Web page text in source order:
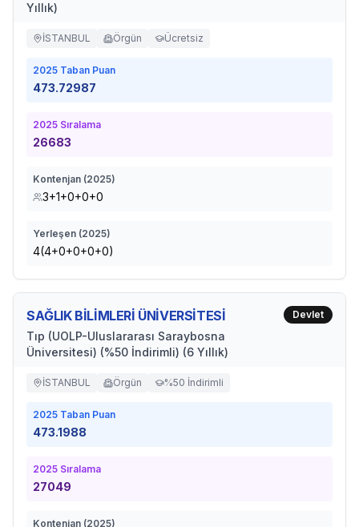
Yıllık)
İSTANBUL Örgün Ücretsiz
2025 Taban Puan
473.72987
2025 Sıralama
26683
Kontenjan (2025)
3+1+0+0+0
Yerleşen (2025)
4(4+0+0+0+0)
SAĞLIK BİLİMLERİ ÜNİVERSİTESİ
Tıp (UOLP-Uluslararası Saraybosna
Üniversitesi) (%50 İndirimli) (6 Yıllık)
Devlet
İSTANBUL Örgün %50 İndirimli
2025 Taban Puan
473.1988
2025 Sıralama
27049
Kontenjan (2025)